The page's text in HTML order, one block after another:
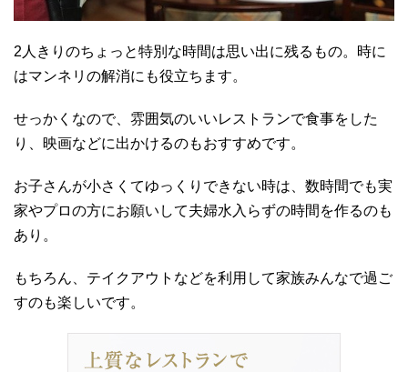
2人きりのちょっと特別な時間は思い出に残るもの。時に
はマンネリの解消にも役立ちます。
せっかくなので、雰囲気のいいレストランで食事をした
り、映画などに出かけるのもおすすめです。
お子さんが小さくてゆっくりできない時は、数時間でも実
家やプロの方にお願いして夫婦水入らずの時間を作るのも
あり。
もちろん、テイクアウトなどを利用して家族みんなで過ご
すのも楽しいです。